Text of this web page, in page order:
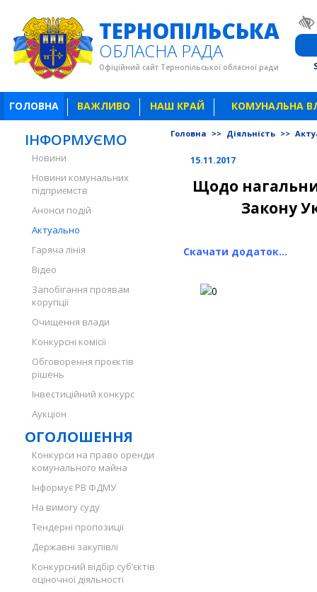
ТЕРНОПІЛЬСЬКА
ОБЛАСНА РАДА
Офіційний сайт Тернопільської обласної ради
ГОЛОВНА ВАЖЛИВО НАШ КРАЙ КОМУНАЛЬНА
ІНФОРМУЄМО
Новини
Новини комунальних
підприємств
Анонси подій
Актуально
Гаряча лінія
Відео
Запобігання проявам
корупції
Очищення влади
Конкурсні комісії
Обговорення проєктів
рішень
Інвестиційний конкурс
Аукціон
ОГОЛОШЕННЯ
Конкурси на право оренди
комунального майна
Інформує РВ ФДМУ
На вимогу суду
Тендерні пропозиції
Державні закупівлі
Конкурсний відбір суб’єктів
оціночної діяльності
Головна >> Діяльність >>
15.11.2017
Щодо
Закону
Скачати додаток...